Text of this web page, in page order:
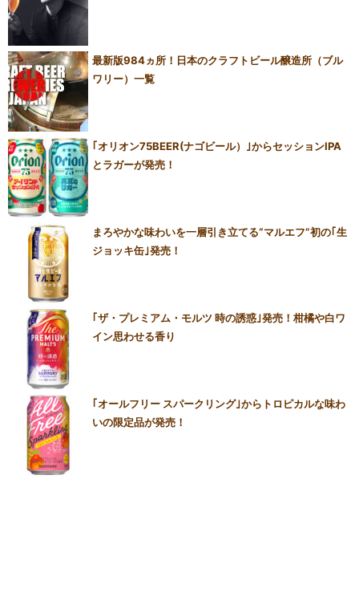
最新版984ヵ所！日本のクラフトビール醸造所（ブル
ワリー）一覧
｢オリオン75BEER(ナゴビール）｣からセッションIPA
とラガーが発売！
まろやかな味わいを一層引き立てる“マルエフ”初の｢生
ジョッキ缶｣発売！
｢ザ・プレミアム・モルツ 時の誘惑｣発売！柑橘や白ワ
イン思わせる香り
｢オールフリー スパークリング｣からトロピカルな味わ
いの限定品が発売！